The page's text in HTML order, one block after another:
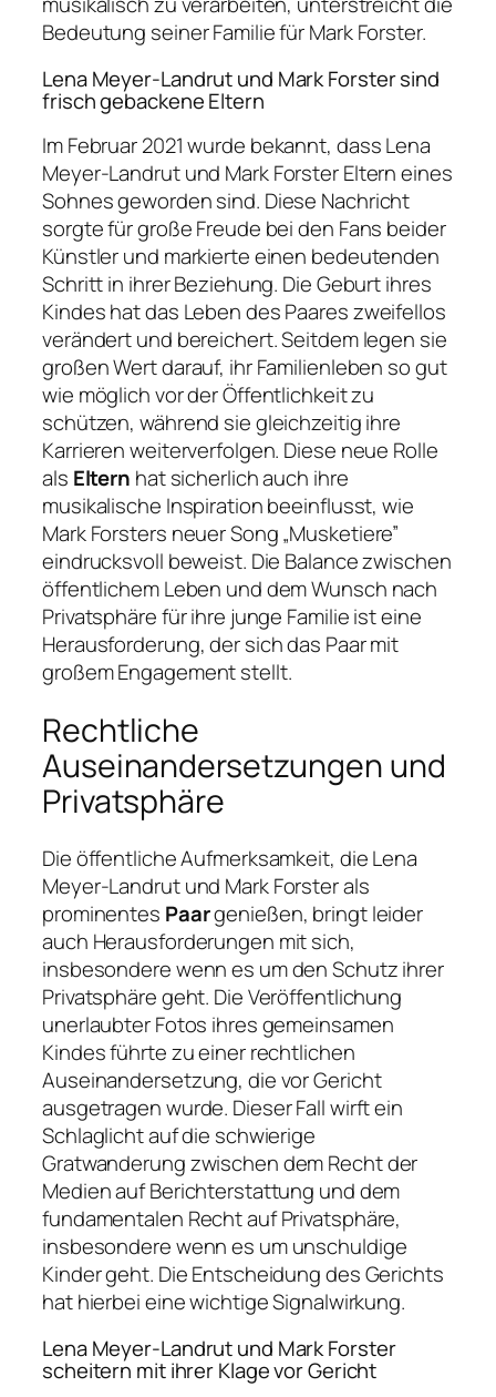
Bedeutung seiner Familie für Mark Forster.
Lena Meyer-Landrut und Mark Forster sind
frisch gebackene Eltern
Im Februar 2021 wurde bekannt, dass Lena
Meyer-Landrut und Mark Forster Eltern eines
Sohnes geworden sind. Diese Nachricht
sorgte für große Freude bei den Fans beider
Künstler und markierte einen bedeutenden
Schritt in ihrer Beziehung. Die Geburt ihres
Kindes hat das Leben des Paares zweifellos
verändert und bereichert. Seitdem legen sie
großen Wert darauf, ihr Familienleben so gut
wie möglich vor der Öffentlichkeit zu
schützen, während sie gleichzeitig ihre
Karrieren weiterverfolgen. Diese neue Rolle
als Eltern hat sicherlich auch ihre
musikalische Inspiration beeinflusst, wie
Mark Forsters neuer Song „Musketiere”
eindrucksvoll beweist. Die Balance zwischen
öffentlichem Leben und dem Wunsch nach
Privatsphäre für ihre junge Familie ist eine
Herausforderung, der sich das Paar mit
großem Engagement stellt.
Rechtliche
Auseinandersetzungen und
Privatsphäre
Die öffentliche Aufmerksamkeit, die Lena
Meyer-Landrut und Mark Forster als
prominentes Paargenießen, bringt leider
auch Herausforderungen mit sich,
insbesondere wenn es um den Schutz ihrer
Privatsphäre geht. Die Veröffentlichung
unerlaubter Fotos ihres gemeinsamen
Kindes führte zu einer rechtlichen
Auseinandersetzung, die vor Gericht
ausgetragen wurde. Dieser Fall wirft ein
Schlaglicht auf die schwierige
Gratwanderung zwischen dem Recht der
Medien auf Berichterstattung und dem
fundamentalen Recht auf Privatsphäre,
insbesondere wenn es um unschuldige
Kinder geht. Die Entscheidung des Gerichts
hat hierbei eine wichtige Signalwirkung.
Lena Meyer-Landrut und Mark Forster
scheitern mit ihrer Klage vor Gericht